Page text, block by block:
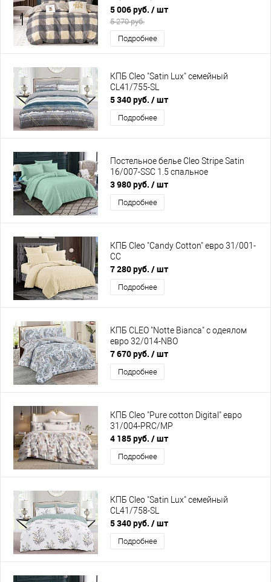
5 006 руб. / шт
5 270 руб.
Подробнее
КПБ Cleo "Satin Lux" семейный
CL41/755-SL
5 340 руб. / шт
Подробнее
Постельное белье Cleo Stripe Satin
16/007-SSC 1.5 спальное
3 980 руб. / шт
Подробнее
КПБ Cleo "Candy Cotton" евро 31/001-
CC
7 280 руб. / шт
Подробнее
КПБ CLEO "Notte Bianca" с одеялом
евро 32/014-NBO
7 670 руб. / шт
Подробнее
КПБ Cleo "Pure cotton Digital" евро
31/004-PRC/MP
4 185 руб. / шт
Подробнее
КПБ Cleo "Satin Lux" семейный
CL41/758-SL
5 340 руб. / шт
Подробнее